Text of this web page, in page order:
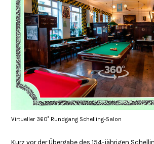
Virtueller 360° Rundgang Schelling-Salon
Kurz vor der Übergabe des 154-jährigen